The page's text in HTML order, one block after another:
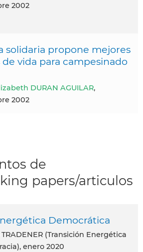
2002
solidaria propone mejores
vida para campesinado
DURAN AGUILAR,
2002
de
papers/articulos
Democrática
enero 2020